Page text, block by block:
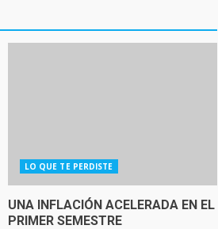
LO QUE TE PERDISTE
UNA INFLACIÓN ACELERADA EN EL
PRIMER SEMESTRE